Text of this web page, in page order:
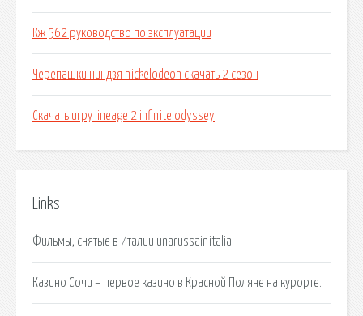
Кж 562 руководство по эксплуатации
Черепашки ниндзя nickelodeon скачать 2 сезон
Скачать игру lineage 2 infinite odyssey
Links
Фильмы, снятые в Италии unarussainitalia.
Казино Сочи – первое казино в Красной Поляне на курорте.